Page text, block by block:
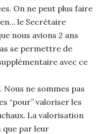
On ne peut plus faire
le Secrétaire
nous avions 2 ans
se permettre de
avec ce
ne sommes pas
“pour” valoriser les
La valorisation
que par leur